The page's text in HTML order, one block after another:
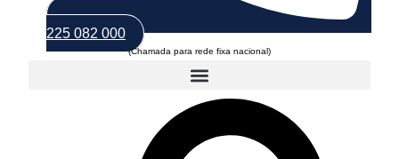
225 082 000